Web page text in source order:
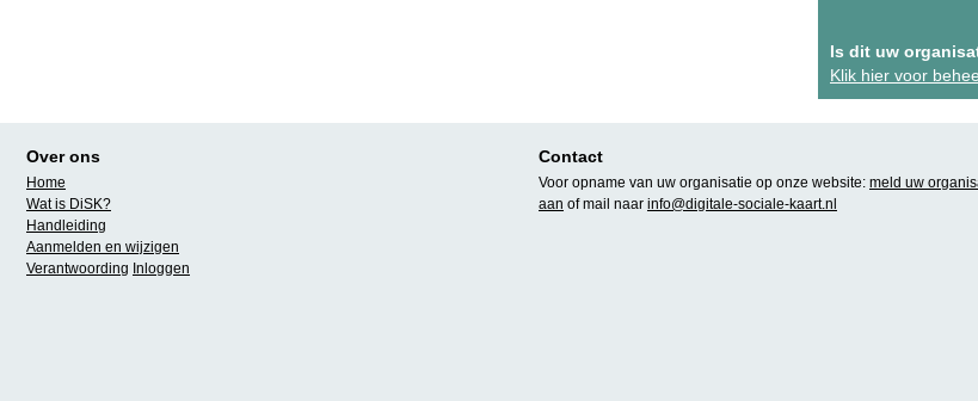
Is dit uw
Klik hier voor
Over ons
Home
Wat is DiSK?
Handleiding
Aanmelden en wijzigen
Verantwoording Inloggen
Contact
Voor opname van uw organisatie op onze website: meld uw
aan of mail naar info@digitale-sociale-kaart.nl